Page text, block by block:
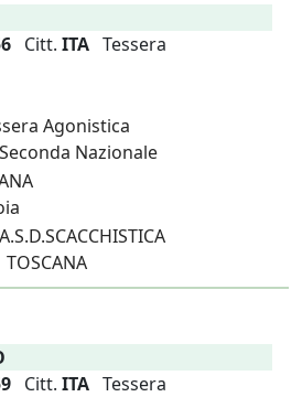
Citt. ITA Tessera
Agonistica
Nazionale
A.S.D.SCACCHISTICA
Citt. ITA Tessera